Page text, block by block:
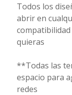
Todos los
abrir en
quieras
**Todas las
espacio para
redes